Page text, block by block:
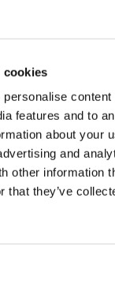
cookies
content
features and to
about your
and
other information
that they’ve
potentiel de
combler un besoin
non satisfait chez
atteints de LAL-B
réfractaire
Cellectis organise